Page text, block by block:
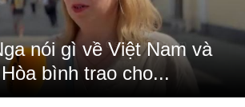
nói gì về Việt Nam và
bình trao cho...